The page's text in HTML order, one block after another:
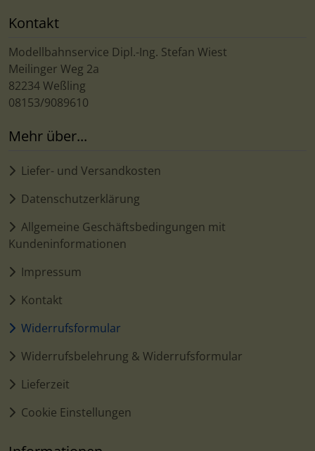
Kontakt
Modellbahnservice Dipl.-Ing. Stefan Wiest
Meilinger Weg 2a
82234 Weßling
08153/9089610
Mehr über...
Liefer- und Versandkosten
Datenschutzerklärung
Allgemeine Geschäftsbedingungen mit
Kundeninformationen
Impressum
Kontakt
Widerrufsformular
Widerrufsbelehrung & Widerrufsformular
Lieferzeit
Cookie Einstellungen